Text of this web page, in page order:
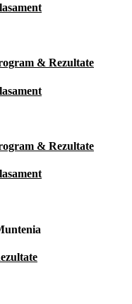
& Rezultate
& Rezultate